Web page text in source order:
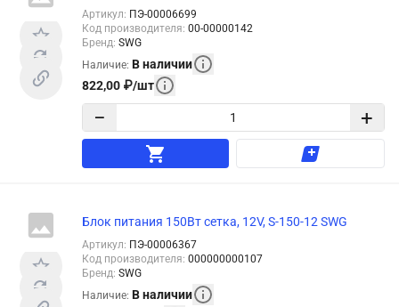
Артикул: ПЭ-00006699
Код производителя: 00-00000142
Бренд: SWG
Наличие: В наличии
822,00 ₽/шт
− +
Блок питания 150Вт сетка, 12V, S-150-12 SWG
Артикул: ПЭ-00006367
Код производителя: 000000000107
Бренд: SWG
Наличие: В наличии